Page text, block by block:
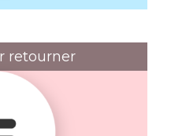
retourner
végé"